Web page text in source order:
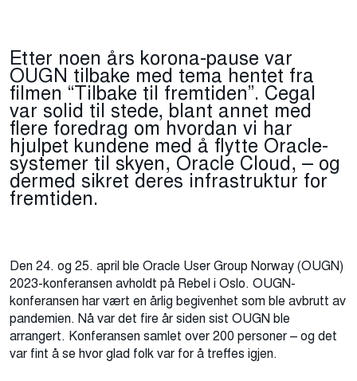
Etter noen års korona-pause var
OUGN tilbake med tema hentet fra
filmen “Tilbake til fremtiden”. Cegal
var solid til stede, blant annet med
flere foredrag om hvordan vi har
hjulpet kundene med å flytte Oracle-
systemer til skyen, Oracle Cloud, – og
dermed sikret deres infrastruktur for
fremtiden.
Den 24. og 25. april ble Oracle User Group Norway (OUGN)
2023-konferansen avholdt på Rebel i Oslo. OUGN-
konferansen har vært en årlig begivenhet som ble avbrutt av
pandemien. Nå var det fire år siden sist OUGN ble
arrangert. Konferansen samlet over 200 personer – og det
var fint å se hvor glad folk var for å treffes igjen.